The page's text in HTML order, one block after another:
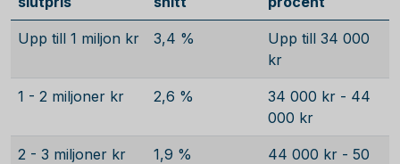
Upp till 1 miljon kr 3,4 %
Upp till 34 000
kr
1 - 2 miljoner kr 2,6 %
34 000 kr - 44
000 kr
2 - 3 miljoner kr 1,9 %
44 000 kr - 50